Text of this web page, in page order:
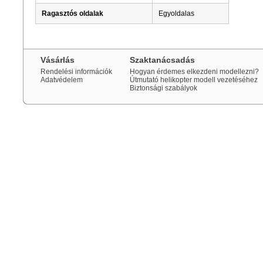
Ragasztós oldalak Egyoldalas
Vásárlás
Rendelési információk
Adatvédelem
Szaktanácsadás
Hogyan érdemes elkezdeni modellezni?
Útmutató helikopter modell vezetéséhez
Biztonsági szabályok